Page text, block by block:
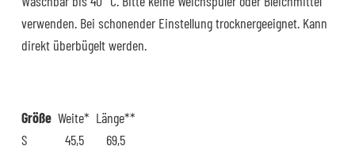
verwenden. Bei schonender Einstellung trocknergeeignet. Kann
direkt überbügelt werden.
Größe Weite* Länge**
S 45,5 69,5